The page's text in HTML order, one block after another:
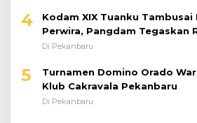
4
Kodam XIX Tuanku
Perwira, Pangdam Tegaskan
Perkuat Kinerja Satuan
Di Pekanbaru
5
Turnamen Domino Orado
Klub Cakravala Pekanbaru
Di Pekanbaru